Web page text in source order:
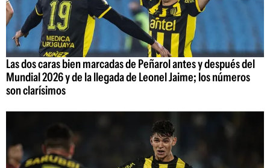
Las dos caras bien marcadas de Peñarol antes y después del
Mundial 2026 y de la llegada de Leonel Jaime; los números
son clarísimos